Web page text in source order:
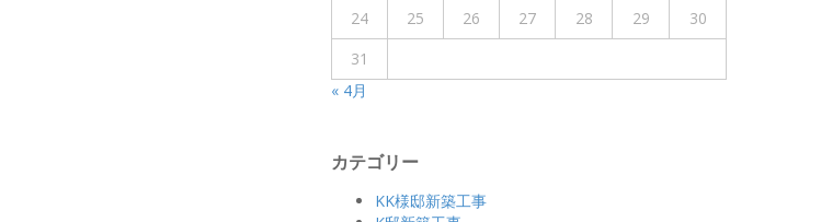
24
25 26 27 28 29
30
31
« 4月
カテゴリー
KK様邸新築工事